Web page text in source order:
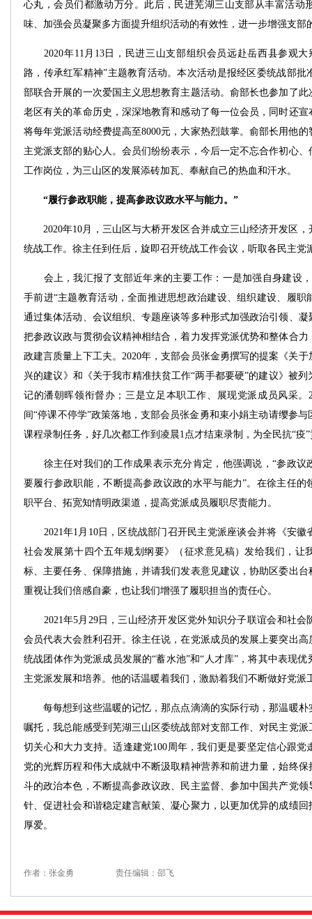
心丸，会员们都激动万分。此后，民进芜湖三山支部从丰富活动
味、加强会员凝聚多方面提升组织活动的有效性，进一步增强支部
2020年11月13日，民进三山支部组织会员远赴岳西县参观大
路，传承红军精神”主题教育活动。本次活动是报经区委统战部
部联合开展的一次爱国主义思想教育主题活动。俞部长也参加了
老区有关的革命历史，深深地教育和感动了每一位会员，同时还
将每年党派活动经费提高至8000元，大家热烈鼓掌。俞部长用他
主党派支部的贴心人。会员们纷纷表示，今后一定不忘合作初心
工作岗位，为三山区的发展添砖加瓦、奉献自己的热血和汗水。
“履行参政职能，提高参政议政水平与能力。”
2020年10月，三山区与大桥开发区合并成立三山经济开发区，
统战工作。徐主任到任后，旋即召开统战工作会议，听取各民主党
会上，我汇报了支部近年来的主要工作：一是加强自身建设，
手前进“主题教育活动，全面推进思想政治建设、组织建设、履职
通过集体活动、会议组织、专题座谈等多种形式加强政治引领、
把参政议政与贯彻会议精神相结合，着力发挥党派优势和整体合
政建言质量上下工夫。2020年，支部会员张金勇撰写的提案《关
兴的建议》和《关于我市精准扶贫工作“两手都要硬”的建议》被
记的潘朝晖领衔督办；三是立足本职工作、展现党派成员风采。
间“停课不停学”政策落地，支部会员张金勇和束小娟主动请缨参
课程录制任务，好几次都工作到凌晨1点才结束录制，为全民抗“疫
徐主任对我们的工作成果表示充分肯定，他强调说，“参政议
要履行参政职能，不断提高参政议政的水平与能力”。在徐主任的
职平台、拓宽知情明政渠道，提高党派成员履职尽责能力。
2021年1月10日，区统战部门召开民主党派座谈会并将《安徽
社会发展第十四个五年规划纲要》（征求意见稿）发给我们，让
标、主要任务、保障措施，并请我们发表意见建议，协助区委出
重视让我们倍感自豪，也让我们增强了履职担当的责任心。
2021年5月29日，三山经济开发区党外知识分子联谊会和社会
会员代表大会胜利召开。徐主任说，在党派成员的发展上要突出
统战团体作为党派成员发展的“蓄水池”和“人才库”，将其中表现
主党派发展和培养。他的话温暖着我们，激励着我们不断做好党派
每每想到这些温暖的记忆，那点点滴滴的实际行动，那温暖朴
嘱托，我总能感受到芜湖三山区委统战部对支部工作、对民主党
切关心和大力支持。适逢建党100周年，我们更是要坚定信心跟
党的光辉历程和伟大成就中不断汲取精神营养和前进力量，始终
斗的政治本色，不断提高参政议政、民主监督、参加中国共产党
针、促进社会和谐稳定建言献策、凝心聚力，以更加优异的成绩
厚爱。
作者：张金勇 责任编辑：邵飞